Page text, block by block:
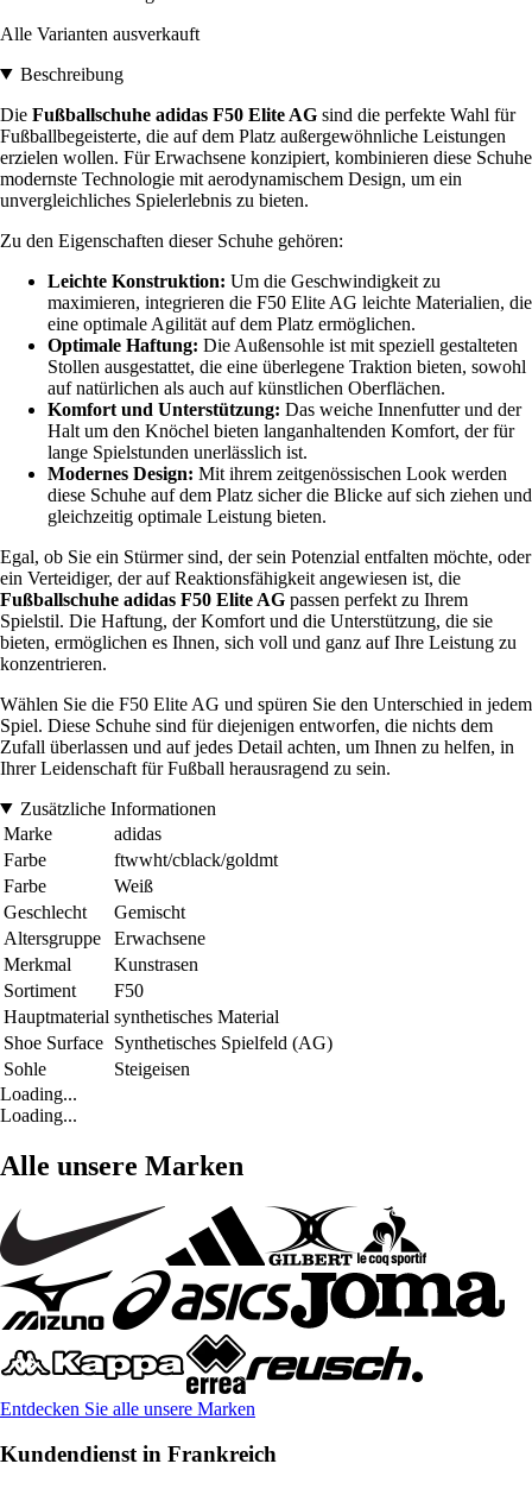
Alle Varianten ausverkauft
Beschreibung
Die Fußballschuhe adidas F50 Elite AG sind die perfekte Wahl für
Fußballbegeisterte, die auf dem Platz außergewöhnliche Leistungen
erzielen wollen. Für Erwachsene konzipiert, kombinieren diese Schuhe
modernste Technologie mit aerodynamischem Design, um ein
unvergleichliches Spielerlebnis zu bieten.
Zu den Eigenschaften dieser Schuhe gehören:
Leichte Konstruktion: Um die Geschwindigkeit zu
maximieren, integrieren die F50 Elite AG leichte Materialien, die
eine optimale Agilität auf dem Platz ermöglichen.
Optimale Haftung: Die Außensohle ist mit speziell gestalteten
Stollen ausgestattet, die eine überlegene Traktion bieten, sowohl
auf natürlichen als auch auf künstlichen Oberflächen.
Komfort und Unterstützung: Das weiche Innenfutter und der
Halt um den Knöchel bieten langanhaltenden Komfort, der für
lange Spielstunden unerlässlich ist.
Modernes Design: Mit ihrem zeitgenössischen Look werden
diese Schuhe auf dem Platz sicher die Blicke auf sich ziehen und
gleichzeitig optimale Leistung bieten.
Egal, ob Sie ein Stürmer sind, der sein Potenzial entfalten möchte, oder
ein Verteidiger, der auf Reaktionsfähigkeit angewiesen ist, die
Fußballschuhe adidas F50 Elite AG passen perfekt zu Ihrem
Spielstil. Die Haftung, der Komfort und die Unterstützung, die sie
bieten, ermöglichen es Ihnen, sich voll und ganz auf Ihre Leistung zu
konzentrieren.
Wählen Sie die F50 Elite AG und spüren Sie den Unterschied in jedem
Spiel. Diese Schuhe sind für diejenigen entworfen, die nichts dem
Zufall überlassen und auf jedes Detail achten, um Ihnen zu helfen, in
Ihrer Leidenschaft für Fußball herausragend zu sein.
Zusätzliche Informationen
Marke
adidas
Farbe
ftwwht/cblack/goldmt
Farbe
Weiß
Geschlecht
Gemischt
Altersgruppe
Erwachsene
Merkmal
Kunstrasen
Sortiment
F50
Hauptmaterial synthetisches Material
Shoe Surface Synthetisches Spielfeld (AG)
Sohle
Steigeisen
Loading...
Loading...
Alle unsere Marken
Entdecken Sie alle unsere Marken
Kundendienst in Frankreich